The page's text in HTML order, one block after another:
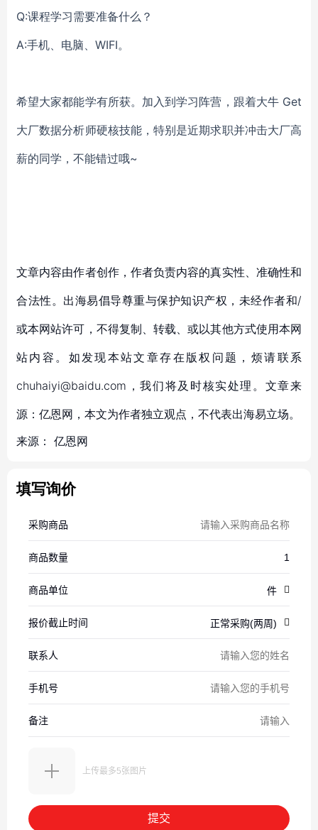
Q:课程学习需要准备什么？
A:手机、电脑、WIFI。
希望大家都能学有所获。加入到学习阵营，跟着大牛Get
大厂数据分析师硬核技能，特别是近期求职并冲击大厂高
薪的同学，不能错过哦~
文章内容由作者创作，作者负责内容的真实性、准确性和
合法性。出海易倡导尊重与保护知识产权，未经作者和/
或本网站许可，不得复制、转载、或以其他方式使用本网
站内容。如发现本站文章存在版权问题，烦请联系
chuhaiyi@baidu.com，我们将及时核实处理。文章来
源：亿恩网，本文为作者独立观点，不代表出海易立场。
来源： 亿恩网
填写询价